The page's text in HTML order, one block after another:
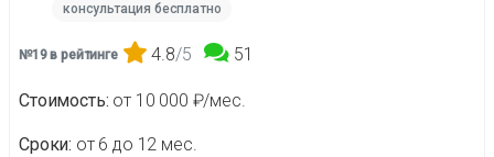
консультация бесплатно
№19 в рейтинге 4.8/5 51
Стоимость от 10 000 ₽/мес.
Сроки от 6 до 12 мес.